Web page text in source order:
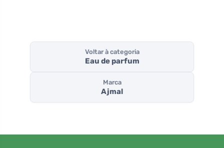
Voltar à categoria
Eau de parfum
Marca
Ajmal